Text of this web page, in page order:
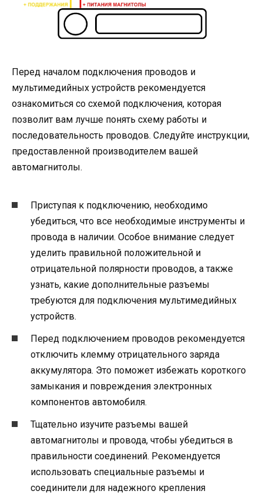
Перед началом подключения проводов и
мультимедийных устройств рекомендуется
ознакомиться со схемой подключения, которая
позволит вам лучше понять схему работы и
последовательность проводов. Следуйте инструкции,
предоставленной производителем вашей
автомагнитолы.
Приступая к подключению, необходимо
убедиться, что все необходимые инструменты и
провода в наличии. Особое внимание следует
уделить правильной положительной и
отрицательной полярности проводов, а также
узнать, какие дополнительные разъемы
требуются для подключения мультимедийных
устройств.
Перед подключением проводов рекомендуется
отключить клемму отрицательного заряда
аккумулятора. Это поможет избежать короткого
замыкания и повреждения электронных
компонентов автомобиля.
Тщательно изучите разъемы вашей
автомагнитолы и провода, чтобы убедиться в
правильности соединений. Рекомендуется
использовать специальные разъемы и
соединители для надежного крепления